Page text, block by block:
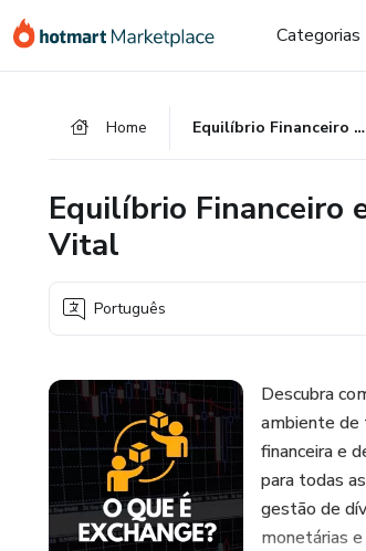
para
para
para
Categorias
Home Equilíbrio Financeiro e Desempenho Profissional: Uma Conexão Vital
Equilíbrio Financeiro
Vital
Português
Descubra
ambiente de
financeira e
para todas
gestão de
monetárias